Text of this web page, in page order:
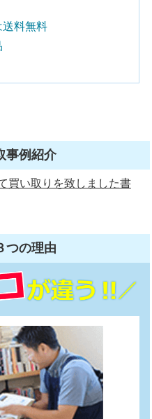
送料無料
事例紹介
買い取りを致しました書
つの理由